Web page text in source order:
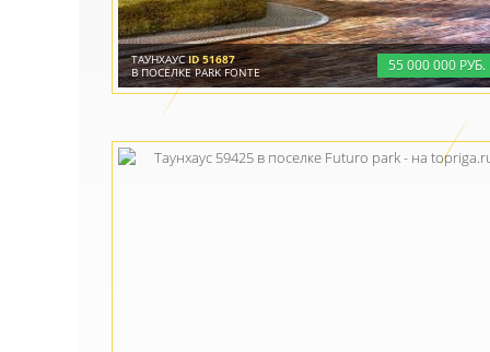
55000000 РУБ.
ТАУНХАУСID 51687
В ПОСЁЛКЕ PARK FONTE